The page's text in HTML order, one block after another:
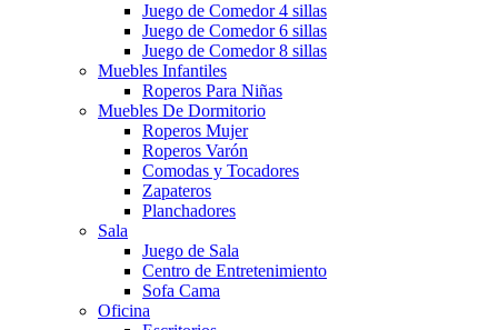
Juego de Comedor 4 sillas
Juego de Comedor 6 sillas
Juego de Comedor 8 sillas
Muebles Infantiles
Roperos Para Niñas
Muebles De Dormitorio
Roperos Mujer
Roperos Varón
Comodas y Tocadores
Zapateros
Planchadores
Sala
Juego de Sala
Centro de Entretenimiento
Sofa Cama
Oficina